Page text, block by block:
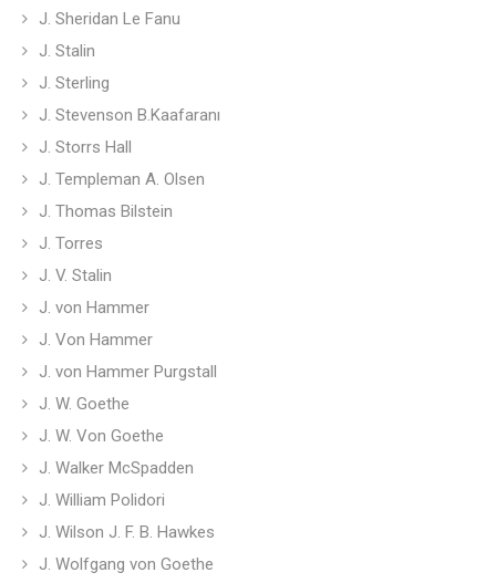
J. Sheridan Le Fanu
J. Stalin
J. Sterling
J. Stevenson B.Kaafaranı
J. Storrs Hall
J. Templeman A. Olsen
J. Thomas Bilstein
J. Torres
J. V. Stalin
J. von Hammer
J. Von Hammer
J. von Hammer Purgstall
J. W. Goethe
J. W. Von Goethe
J. Walker McSpadden
J. William Polidori
J. Wilson J. F. B. Hawkes
J. Wolfgang von Goethe